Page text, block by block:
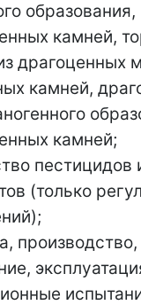
образования,
камней,
драгоценных
камней,
камней;
пестицидов
(только
производство,